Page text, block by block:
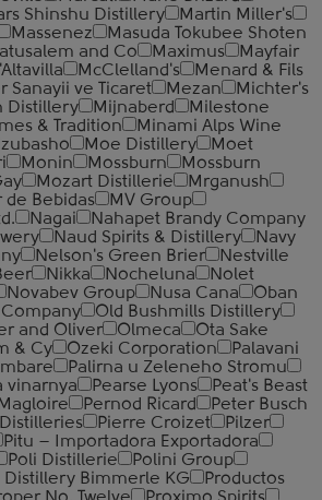
Shinshu Distillery
Martin Miller's
Massenez
Masuda Tokubee Shoten
and Co Maximus
Mayfair
McClelland's
Menard & Fils
Sanayii ve Ticaret
Mezan
Michter's
Distillery Mijnaberd
Milestone
& Tradition
Minami Alps Wine
Moe Distillery
Moet
Monin Mossburn
Mossburn
Mozart Distillerie
Mrganush
de Bebidas
MV Group
Nagai
Nahapet Brandy Company
Naud Spirits & Distillery
Navy
Nelson's Green Brier
Nestville
Nikka Nocheluna
Nolet
Novabev Group Nusa Cana
Oban
Old Bushmills Distillery
and Oliver Olmeca
Ota Sake
& Cy Ozeki Corporation
Palavani
Palirna u Zeleneho Stromu
vinarnya Pearse Lyons
Peat's Beast
Pernod Ricard
Peter Busch
Pierre Croizet
Pilzer
Pitu – Importadora Exportadora
Poli Distillerie
Polini Group
Distillery Bimmerle KG
Productos